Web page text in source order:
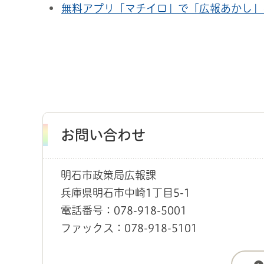
無料アプリ「マチイロ」で「広報あかし
お問い合わせ
明石市政策局広報課
兵庫県明石市中崎1丁目5-1
電話番号：078-918-5001
ファックス：078-918-5101